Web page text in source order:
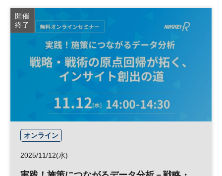
BtoBマーケティング
参加無料
開催
終了
オンライン
2025/11/12(水)